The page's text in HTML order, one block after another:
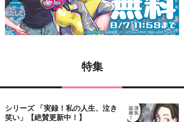
特集
シリーズ 「実録！私の人生、泣き
笑い」【絶賛更新中！】